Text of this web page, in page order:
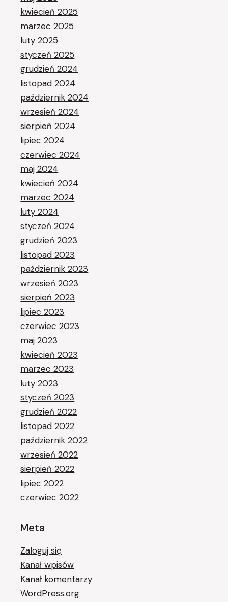
kwiecień 2025
marzec 2025
luty 2025
styczeń 2025
grudzień 2024
listopad 2024
październik 2024
wrzesień 2024
sierpień 2024
lipiec 2024
czerwiec 2024
maj 2024
kwiecień 2024
marzec 2024
luty 2024
styczeń 2024
grudzień 2023
listopad 2023
październik 2023
wrzesień 2023
sierpień 2023
lipiec 2023
czerwiec 2023
maj 2023
kwiecień 2023
marzec 2023
luty 2023
styczeń 2023
grudzień 2022
listopad 2022
październik 2022
wrzesień 2022
sierpień 2022
lipiec 2022
czerwiec 2022
Meta
Zaloguj się
Kanał wpisów
Kanał komentarzy
WordPress.org